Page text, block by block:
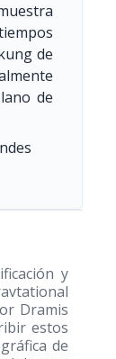
de
de
y
Dramis
estos
de